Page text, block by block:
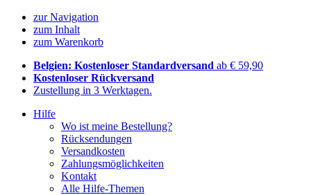
zur Navigation
zum Inhalt
zum Warenkorb
Belgien: Kostenloser Standardversand ab € 59,90
Kostenloser Rückversand
Zustellung in 3 Werktagen.
Hilfe
Wo ist meine Bestellung?
Rücksendungen
Versandkosten
Zahlungsmöglichkeiten
Kontakt
Alle Hilfe-Themen